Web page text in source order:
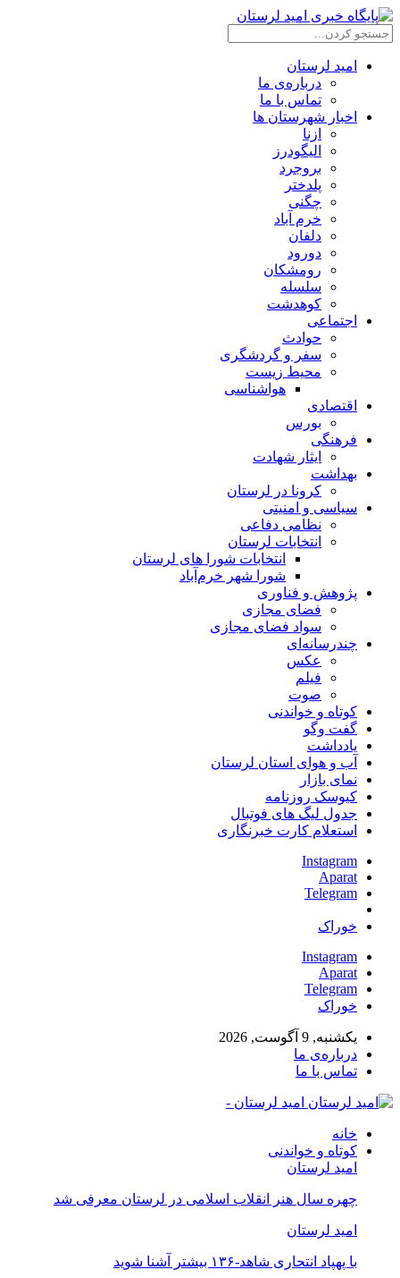
امید لرستان
درباره‌ی ما
تماس با ما
اخبار شهرستان ها
ازنا
الیگودرز
بروجرد
پلدختر
چگنی
خرم آباد
دلفان
دورود
رومشکان
سلسله
کوهدشت
اجتماعی
حوادث
سفر و گردشگری
محیط زیست
هواشناسی
اقتصادی
بورس
فرهنگی
ایثار شهادت
بهداشت
کرونا در لرستان
سیاسی و امنیتی
نظامی دفاعی
انتخابات لرستان
انتخابات شورا های لرستان
شورا شهر خرم‌آباد
پژوهش و فناوری
فضای مجازی
سواد فضای مجازی
چندرسانه‌ای
عكس
فیلم
صوت
کوتاه و خواندنی
گفت وگو
یادداشت
آب و هوای استان لرستان
نمای بازار
کیوسک روزنامه
جدول لیگ های فوتبال
استعلام کارت خبرنگاری
Instagram
Aparat
Telegram
خوراک
Instagram
Aparat
Telegram
خوراک
یکشنبه, 9 آگوست, 2026
درباره‌ی ما
تماس با ما
امید لرستان -
خانه
کوتاه و خواندنی
امید لرستان
چهره سال هنر انقلاب اسلامی در لرستان معرفی شد
امید لرستان
با پهپاد انتحاری شاهد-۱۳۶ بیشتر آشنا شوید